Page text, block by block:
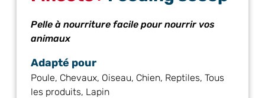
Pelle à nourriture facile pour nourrir vos
animaux
Adapté pour
Poule, Chevaux, Oiseau, Chien, Reptiles, Tous
les produits, Lapin